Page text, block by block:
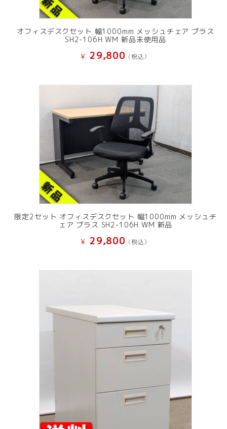
オフィスデスクセット 幅1000mm メッシュチェア プラス
SH2-106H WM 新品未使用品
¥ 29,800 (税込）
限定2セット オフィスデスクセット 幅1000mm メッシュチ
ェア プラス SH2-106H WM 新品
¥ 29,800 (税込）